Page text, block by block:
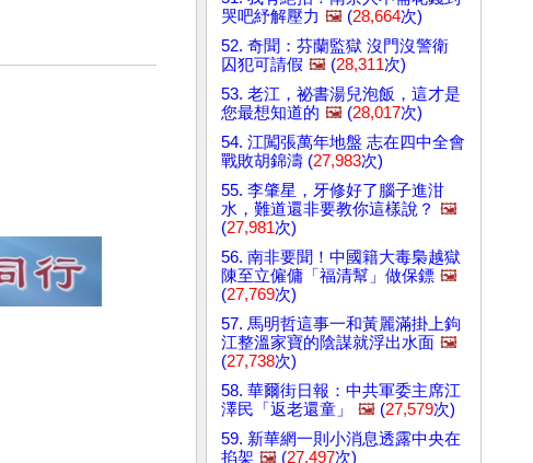
哭吧紓解壓力 🖼️ (28,664次)
52. 奇聞：芬蘭監獄 沒門沒警衛
囚犯可請假 🖼️ (28,311次)
53. 老江，祕書湯兒泡飯，這才是
您最想知道的 🖼️ (28,017次)
54. 江闖張萬年地盤 志在四中全會
戰敗胡錦濤 (27,983次)
55. 李肇星，牙修好了腦子進泔
水，難道還非要教你這樣說？ 🖼️
(27,981次)
56. 南非要聞！中國籍大毒梟越獄
陳至立僱傭「福清幫」做保鏢 🖼️
(27,769次)
57. 馬明哲這事一和黃麗滿掛上鉤
江整溫家寶的陰謀就浮出水面 🖼️
(27,738次)
58. 華爾街日報：中共軍委主席江
澤民「返老還童」
🖼️ (27,579次)
59. 新華網一則小消息透露中央在
掐架 🖼️ (27,497次)